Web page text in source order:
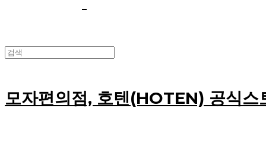
모자편의점, 호텐(HOTEN) 공식스